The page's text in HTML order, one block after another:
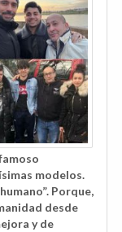
modelos.
Porque,
desde
y de